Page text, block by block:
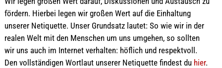
fördern. Hierbei legen wir großen Wert auf die Einhaltung
unserer Netiquette. Unser Grundsatz lautet: So wie wir in der
realen Welt mit den Menschen um uns umgehen, so sollten
wir uns auch im Internet verhalten: höflich und respektvoll.
Den vollständigen Wortlaut unserer Netiquette findest du hier.